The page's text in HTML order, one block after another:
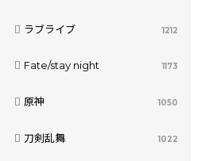
ラブライブ 1212
Fate/stay night 1173
原神 1050
刀剣乱舞 1022